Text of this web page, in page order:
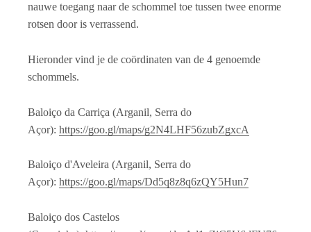
nauwe toegang naar de schommel toe tussen twee enorme
rotsen door is verrassend.
Hieronder vind je de coördinaten van de 4 genoemde
schommels.
Baloiço da Carriça (Arganil, Serra do
Açor): https://goo.gl/maps/g2N4LHF56zubZgxcA
Baloiço d'Aveleira (Arganil, Serra do
Açor): https://goo.gl/maps/Dd5q8z8q6zQY5Hun7
Baloiço dos Castelos